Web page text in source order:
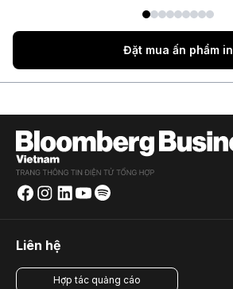
Đặt mua ấn phẩm in
Liên hệ
Hợp tác quảng cáo